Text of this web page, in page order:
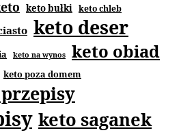
keto bułki keto chleb
keto deser
keto na wynos keto obiad
keto poza domem
keto saganek